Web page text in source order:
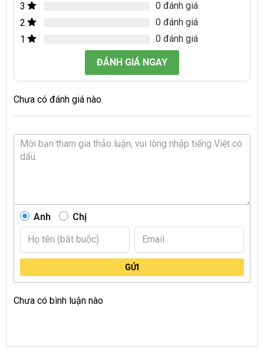
3
0 đánh giá
2
0 đánh giá
1
0 đánh giá
ĐÁNH GIÁ NGAY
Chưa có đánh giá nào.
Anh Chị
GỬI
Chưa có bình luận nào